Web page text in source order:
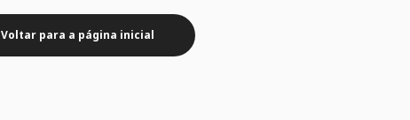
Voltar para a página inicial